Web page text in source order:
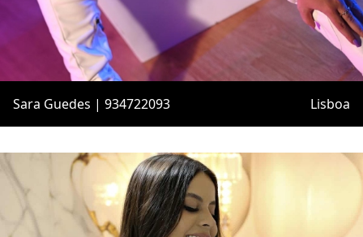
Sara Guedes | 934722093 Lisboa